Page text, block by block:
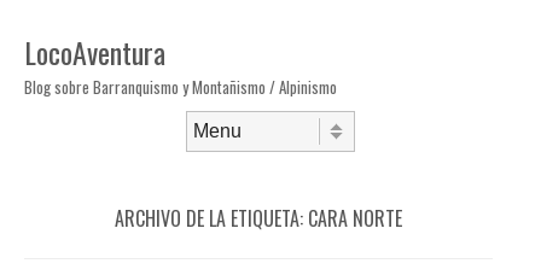
LocoAventura
Blog sobre Barranquismo y Montañismo / Alpinismo
ARCHIVO DE LA ETIQUETA: CARA NORTE